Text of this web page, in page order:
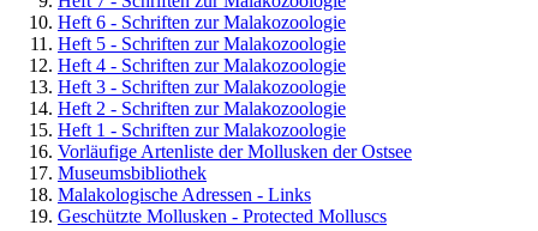
Heft 6 - Schriften zur Malakozoologie
Heft 5 - Schriften zur Malakozoologie
Heft 4 - Schriften zur Malakozoologie
Heft 3 - Schriften zur Malakozoologie
Heft 2 - Schriften zur Malakozoologie
Heft 1 - Schriften zur Malakozoologie
Vorläufige Artenliste der Mollusken der Ostsee
Museumsbibliothek
Malakologische Adressen - Links
Geschützte Mollusken - Protected Molluscs